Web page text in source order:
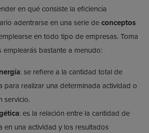
en qué consiste la eficiencia
adentrarse en una serie deconceptos
en todo tipo de empresas. Toma
emplearás bastante a menudo:
: se refiere a la cantidad total de
para realizar una determinada actividad o
servicio.
: es la relación entre la cantidad de
en una actividad y los resultados